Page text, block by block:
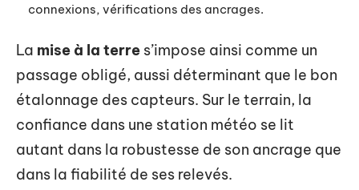
connexions, vérifications des ancrages.
La mise à la terre s’impose ainsi comme un
passage obligé, aussi déterminant que le bon
étalonnage des capteurs. Sur le terrain, la
confiance dans une station météo se lit
autant dans la robustesse de son ancrage que
dans la fiabilité de ses relevés.